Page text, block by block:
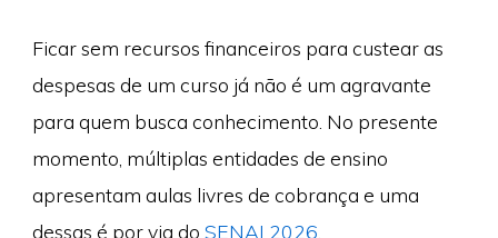
Ficar sem recursos financeiros para custear as
despesas de um curso já não é um agravante
para quem busca conhecimento. No presente
momento, múltiplas entidades de ensino
apresentam aulas livres de cobrança e uma
dessas é por via do SENAI 2026